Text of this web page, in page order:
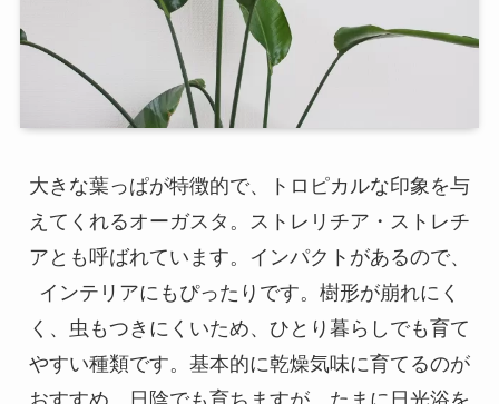
大きな葉っぱが特徴的で、トロピカルな印象を与
えてくれるオーガスタ。ストレリチア・ストレチ
アとも呼ばれています。インパクトがあるので、
インテリアにもぴったりです。樹形が崩れにく
く、虫もつきにくいため、ひとり暮らしでも育て
やすい種類です。基本的に乾燥気味に育てるのが